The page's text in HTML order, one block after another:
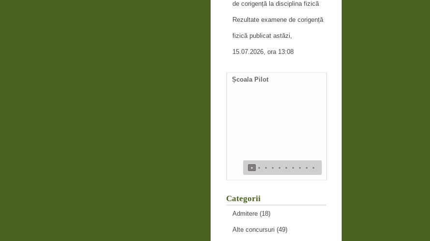
de corigență la disciplina fizică
Rezultate examene de corigență
fizică publicat astăzi,
15.07.2026, ora 13:08
Școala Pilot
• • • • • • • • • •
Categorii
Admitere (18)
Alte concursuri (49)